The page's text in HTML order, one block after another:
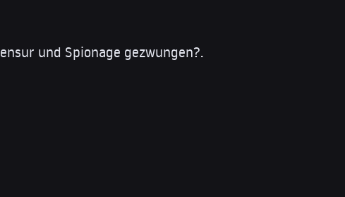
und Spionage gezwungen?.